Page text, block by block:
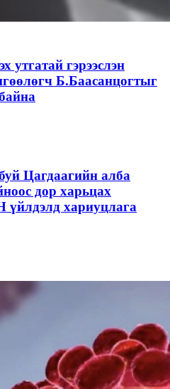
утгатай гэрээслэн
Б.Баасанцогтыг
Цагдаагийн алба
дор харьцах
хариуцлага